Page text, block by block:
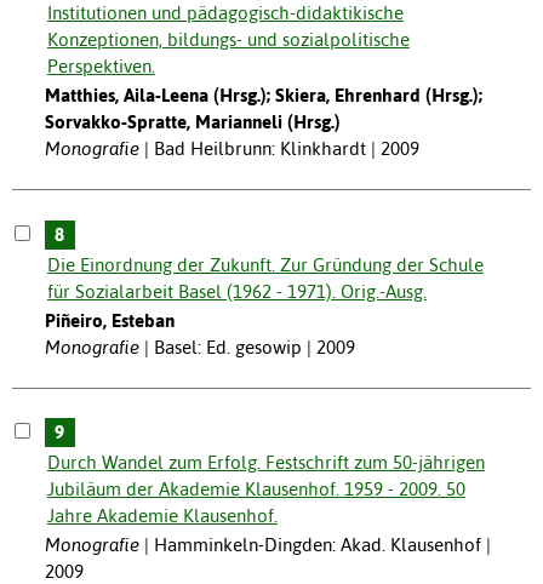
Institutionen und pädagogisch-didaktikische
Konzeptionen, bildungs- und sozialpolitische
Perspektiven.
Matthies, Aila-Leena (Hrsg.); Skiera, Ehrenhard (Hrsg.);
Sorvakko-Spratte, Marianneli (Hrsg.)
Monografie
Bad Heilbrunn: Klinkhardt | 2009
8
Die Einordnung der Zukunft. Zur Gründung der Schule
für Sozialarbeit Basel (1962 - 1971). Orig.-Ausg.
Piñeiro, Esteban
Monografie
Basel: Ed. gesowip | 2009
9
Durch Wandel zum Erfolg. Festschrift zum 50-jährigen
Jubiläum der Akademie Klausenhof. 1959 - 2009. 50
Jahre Akademie Klausenhof.
Monografie
Hamminkeln-Dingden: Akad. Klausenhof |
2009